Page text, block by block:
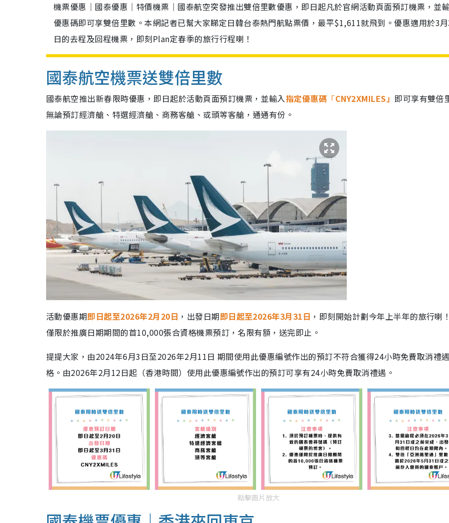
機票優惠｜國泰優惠｜特價機票｜國泰航空突發推出雙倍里數優惠，即日起凡於官網活動頁面預訂機票，並
優惠碼即可享雙倍里數。本網記者已幫大家睇定日韓台泰熱門航點票價，最平$1,611就飛到。優惠適用於3
日的去程及回程機票，即刻Plan定春季的旅行行程喇！
國泰航空機票送雙倍里數
國泰航空推出新春限時優惠，即日起於活動頁面預訂機票，並輸入指定優惠碼 「CNY2XMILES」 即可享有雙倍
無論預訂經濟艙、特選經濟艙、商務客艙、或頭等客艙，通通有份。
活動優惠期即日起至2026年2月20日 ，出發日期即日起至2026年3月31日 ，即刻開始計劃今年上半年的旅行喇
僅限於推廣日期期間的首10,000張合資格機票預訂，名限有額，送完即止。
提提大家，由2024年6月3日至2026年2月11日 期間使用此優惠編號作出的預訂不符合獲得24小時免費取消禮
格。由2026年2月12日起（香港時間）使用此優惠編號作出的預訂可享有24小時免費取消禮遇。
點擊圖片放大